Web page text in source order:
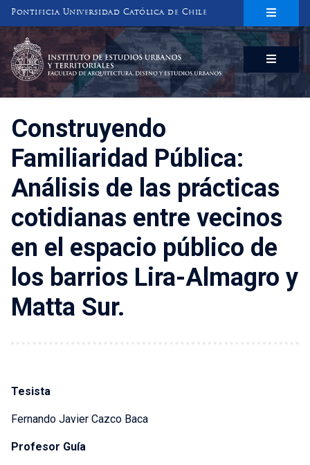
Pontificia Universidad Católica de Chile
INSTITUTO DE ESTUDIOS URBANOS
Y TERRITORIALES
FACULTAD DE ARQUITECTURA, DISEÑO Y ESTUDIOS URBANOS
Construyendo
Familiaridad Pública:
Análisis de las prácticas
cotidianas entre vecinos
en el espacio público de
los barrios Lira-Almagro y
Matta Sur.
Tesista
Fernando Javier Cazco Baca
Profesor Guía